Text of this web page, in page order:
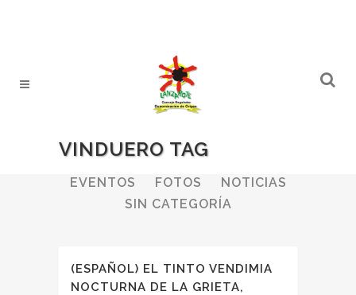
VINDUERO TAG
ALL BODEGAS
BOLETINES
EVENTOS
FOTOS
NOTICIAS
SIN CATEGORÍA
(ESPAÑOL) EL TINTO VENDIMIA
NOCTURNA DE LA GRIETA,